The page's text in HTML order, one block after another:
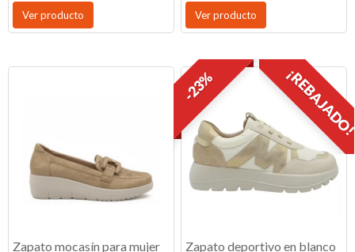
Ver producto Ver producto
Zapato mocasín para mujer
-23%
Zapato deportivo en blanco